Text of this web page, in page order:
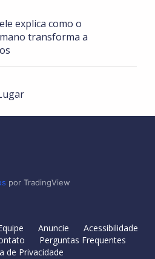
explica como o
transforma a
por TradingView
Anuncie
Acessibilidade
Perguntas Frequentes
de Privacidade